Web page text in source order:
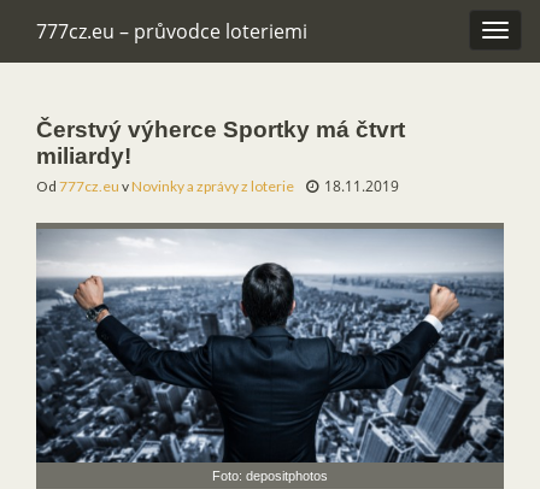
777cz.eu – průvodce loteriemi
Čerstvý výherce Sportky má čtvrt
miliardy!
Od 777cz.eu vNovinky a zprávy z loterie 18.11.2019
Foto: depositphotos